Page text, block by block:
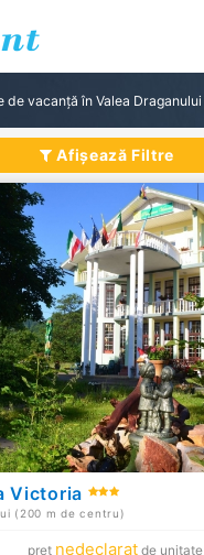
de vacanță în Valea Draganului
Afișează Filtre
Victoria
(200 m de centru)
preț nedeclarat de unitate